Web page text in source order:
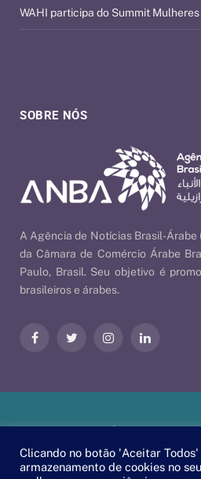
SOBRE NÓS
A Agência de Notícias Brasil-Árabe
da Câmara de Comércio Árabe
Paulo, Brasil. Seu objetivo é
brasileiros e árabes.
FacebookTwitter InstagramLinkedIn
WAHI participa do Summit
Nossas Políticas| © 2026 ANBA -
Clicando no botão 'Aceitar
armazenamento de cookies no